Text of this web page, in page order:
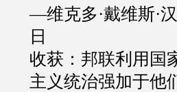
—维克多·戴维斯·
日
收获：邦联利用国
主义统治强加于他